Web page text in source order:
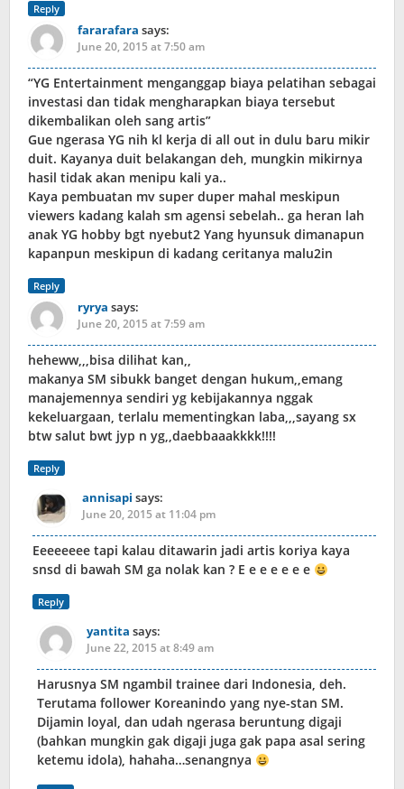
Reply
fararafara says:
June 20, 2015 at 7:50 am
“YG Entertainment menganggap biaya pelatihan sebagai
investasi dan tidak mengharapkan biaya tersebut
dikembalikan oleh sang artis”
Gue ngerasa YG nih kl kerja di all out in dulu baru mikir
duit. Kayanya duit belakangan deh, mungkin mikirnya
hasil tidak akan menipu kali ya..
Kaya pembuatan mv super duper mahal meskipun
viewers kadang kalah sm agensi sebelah.. ga heran lah
anak YG hobby bgt nyebut2 Yang hyunsuk dimanapun
kapanpun meskipun di kadang ceritanya malu2in
Reply
ryrya says:
June 20, 2015 at 7:59 am
heheww,,,bisa dilihat kan,,
makanya SM sibukk banget dengan hukum,,emang
manajemennya sendiri yg kebijakannya nggak
kekeluargaan, terlalu mementingkan laba,,,sayang sx
btw salut bwt jyp n yg,,daebbaaakkkk!!!!
Reply
annisapi says:
June 20, 2015 at 11:04 pm
Eeeeeeee tapi kalau ditawarin jadi artis koriya kaya
snsd di bawah SM ga nolak kan ? E e e e e e e
Reply
yantita says:
June 22, 2015 at 8:49 am
Harusnya SM ngambil trainee dari Indonesia, deh.
Terutama follower Koreanindo yang nye-stan SM.
Dijamin loyal, dan udah ngerasa beruntung digaji
(bahkan mungkin gak digaji juga gak papa asal sering
ketemu idola), hahaha…senangnya